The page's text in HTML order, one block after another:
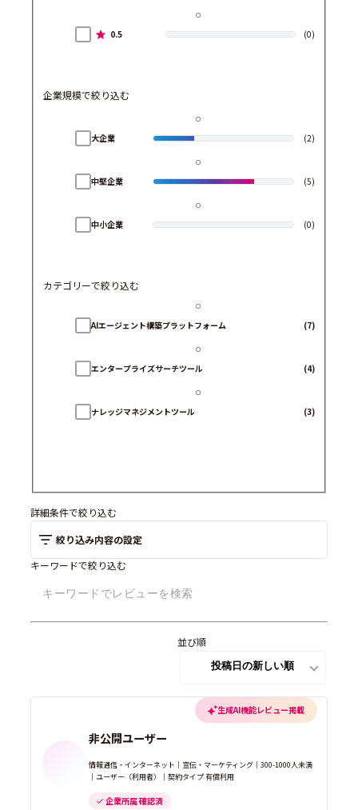
0.5 (0)
企業規模で絞り込む
大企業 (2)
中堅企業 (5)
中小企業 (0)
カテゴリーで絞り込む
AIエージェント構築プラットフォーム (7)
エンタープライズサーチツール (4)
ナレッジマネジメントツール (3)
詳細条件で絞り込む
絞り込み内容の設定
キーワードで絞り込む
並び順
生成AI機能レビュー掲載
非公開ユーザー
情報通信・インターネット｜宣伝・マーケティング｜300-1000人未満
｜ユーザー（利用者）｜契約タイプ 有償利用
企業所属 確認済